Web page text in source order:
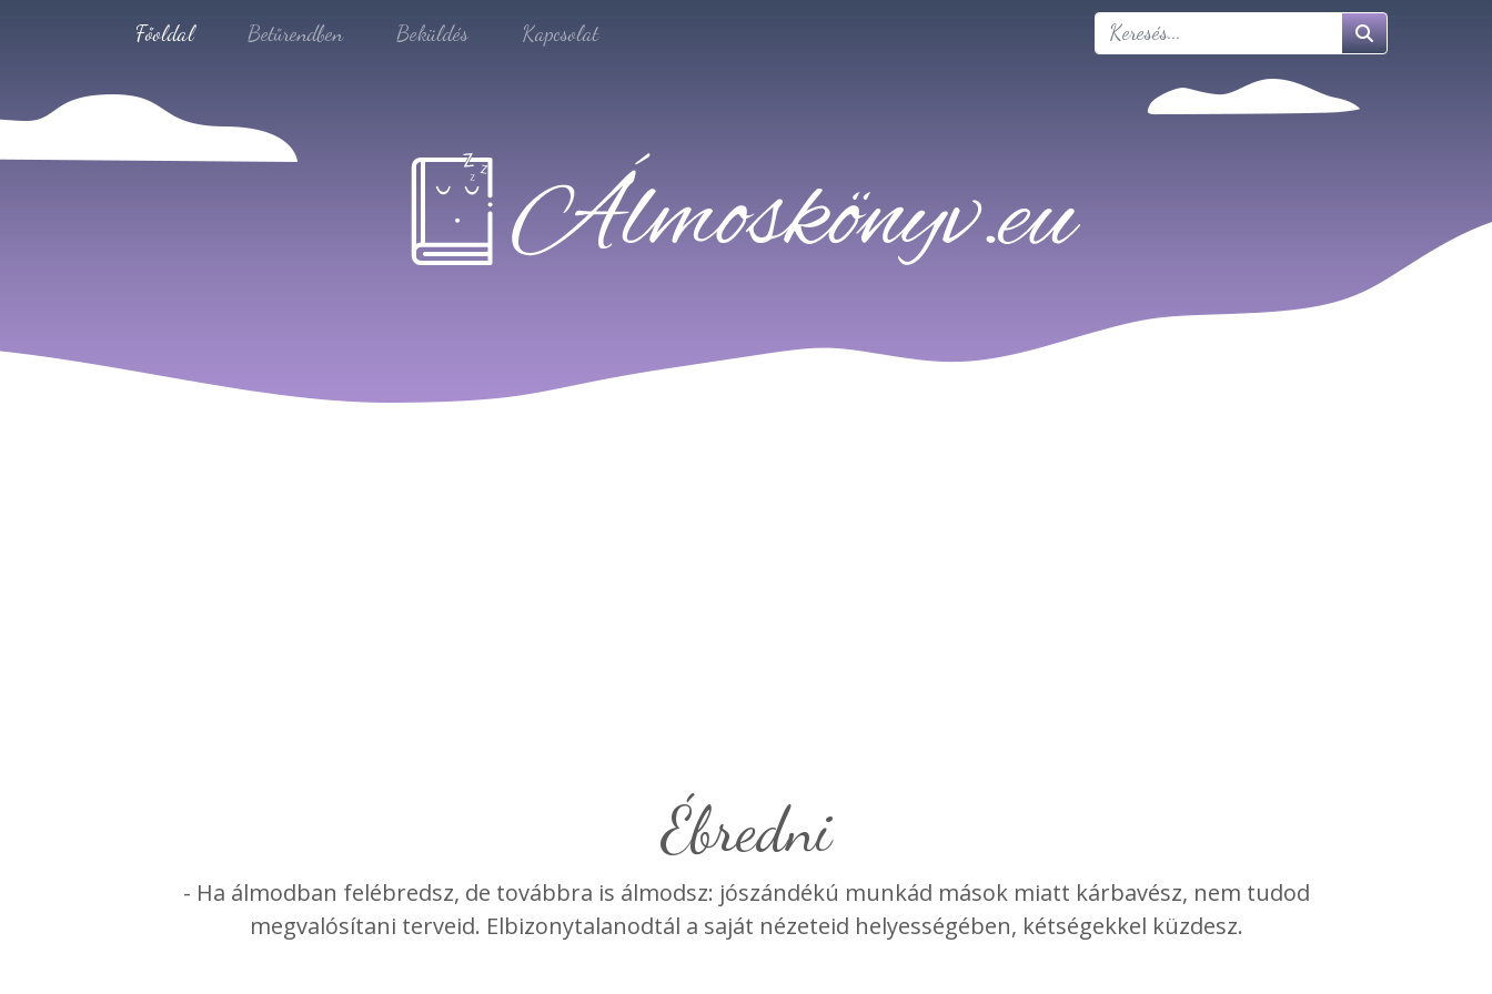
Főoldal Betűrendben Beküldés Kapcsolat
ébredni
- Ha álmodban felébredsz, de továbbra is álmodsz: jószándékú munkád mások miatt kárbavész, nem tudod
megvalósítani terveid. Elbizonytalanodtál a saját nézeteid helyességében, kétségekkel küzdesz.